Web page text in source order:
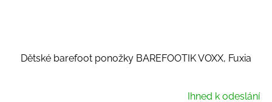
Dětské barefoot ponožky BAREFOOTIK VOXX, Fuxia
Ihned k odeslání